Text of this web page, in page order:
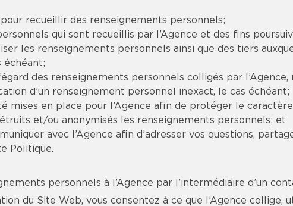
recueillir des renseignements personnels;
qui sont recueillis par l’Agence et des fins
les renseignements personnels ainsi que des tiers
échéant;
des renseignements personnels colligés par
d’un renseignement personnel inexact, le cas échéant;
mises en place pour l’Agence afin de protéger le
et/ou anonymisés les renseignements personnels; et
avec l’Agence afin d’adresser vos questions,
Politique.
personnels à l’Agence par l’intermédiaire d’un
du Site Web, vous consentez à ce que l’Agence collige,